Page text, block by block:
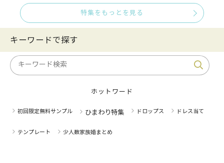
特集をもっとを見る
キーワードで探す
ホットワード
初回限定無料サンプル ひまわり特集 ドロップス ドレス当て
テンプレート 少人数家族婚まとめ